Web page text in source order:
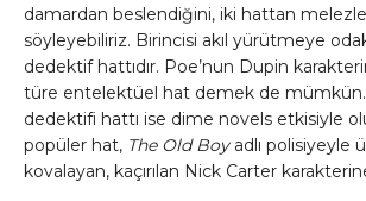
damardan beslendiğini, iki hattan
söyleyebiliriz. Birincisi akıl yürütmeye
dedektif hattıdır. Poe’nun Dupin
türe entelektüel hat demek de
dedektifi hattı ise dime novels etkisiyle
popüler hat, The Old Boyadlı polisiyeyle
kovalayan, kaçırılan Nick Carter